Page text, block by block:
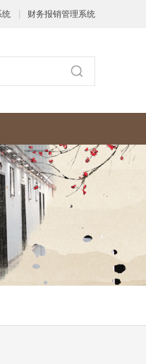
统 财务报销管理系统